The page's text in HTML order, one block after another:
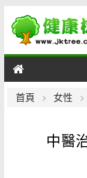
男性
首頁 女性
中醫